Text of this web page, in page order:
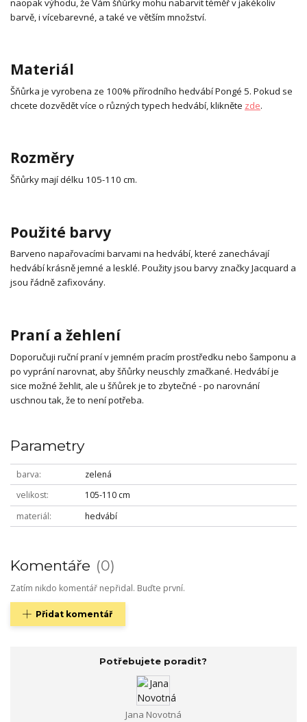
naopak výhodu, že Vám šňůrky mohu nabarvit téměř v jakékoliv
barvě, i vícebarevné, a také ve větším množství.
Materiál
Šňůrka je vyrobena ze 100% přírodního hedvábí Pongé 5. Pokud se
chcete dozvědět více o různých typech hedvábí, klikněte zde.
Rozměry
Šňůrky mají délku 105-110 cm.
Použité barvy
Barveno napařovacími barvami na hedvábí, které zanechávají
hedvábí krásně jemné a lesklé. Použity jsou barvy značky Jacquard a
jsou řádně zafixovány.
Praní a žehlení
Doporučuji ruční praní v jemném pracím prostředku nebo šamponu a
po vyprání narovnat, aby šňůrky neuschly zmačkané. Hedvábí je
sice možné žehlit, ale u šňůrek je to zbytečné - po narovnání
uschnou tak, že to není potřeba.
Parametry
barva
zelená
velikost
105-110 cm
materiál
hedvábí
Komentáře 0
Zatím nikdo komentář nepřidal. Buďte první.
Přidat komentář
Potřebujete poradit?
Jana Novotná